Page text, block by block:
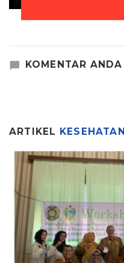
KOMENTAR ANDA
ARTIKEL KESEHATAN